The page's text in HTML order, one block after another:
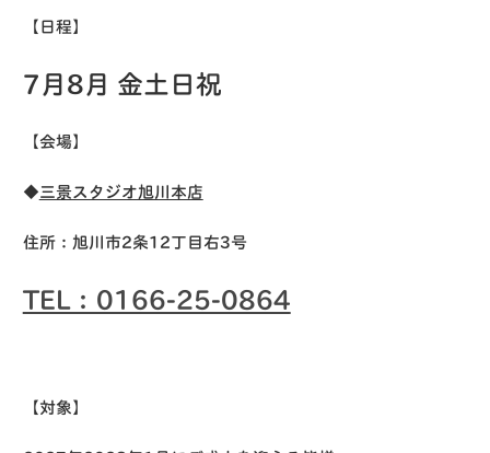
【日程】
7月8月 金土日祝
【会場】
◆三景スタジオ旭川本店
住所：旭川市2条12丁目右3号
TEL：0166-25-0864
【対象】